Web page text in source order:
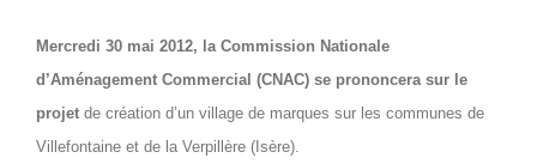
Mercredi 30 mai 2012, la Commission Nationale
d’Aménagement Commercial (CNAC) se prononcera sur le
projet de création d’un village de marques sur les communes de
Villefontaine et de la Verpillère (Isère).